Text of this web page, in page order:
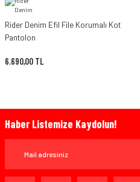
Rider Denim Efil File Korumalı Kot
Pantolon
6.690,00 TL
Haber Listemize Kaydolun!